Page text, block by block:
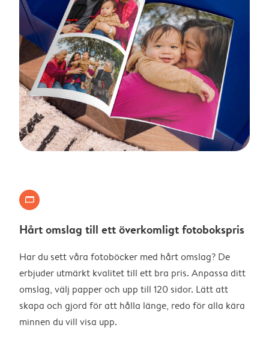
landscape_photo_book
Hårt omslag till ett överkomligt fotobokspris
Har du sett våra fotoböcker med hårt omslag? De
erbjuder utmärkt kvalitet till ett bra pris. Anpassa ditt
omslag, välj papper och upp till 120 sidor. Lätt att
skapa och gjord för att hålla länge, redo för alla kära
minnen du vill visa upp.